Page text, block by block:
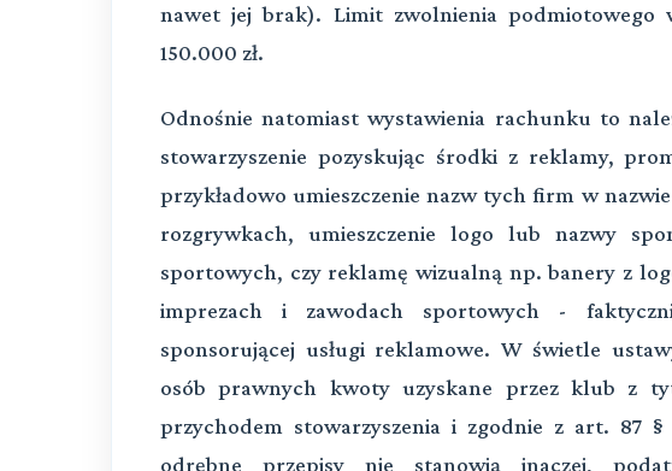
nawet jej brak). Limit zwolnienia podmiotowego
150.000 zł.
Odnośnie natomiast wystawienia rachunku to
stowarzyszenie pozyskując środki z reklamy,
przykładowo umieszczenie nazw tych firm w
rozgrywkach, umieszczenie logo lub nazwy
sportowych, czy reklamę wizualną np. banery z
imprezach i zawodach sportowych -
sponsorującej usługi reklamowe. W świetle
osób prawnych kwoty uzyskane przez klub z
przychodem stowarzyszenia i zgodnie z art. 87
odrębne przepisy nie stanowią inaczej,